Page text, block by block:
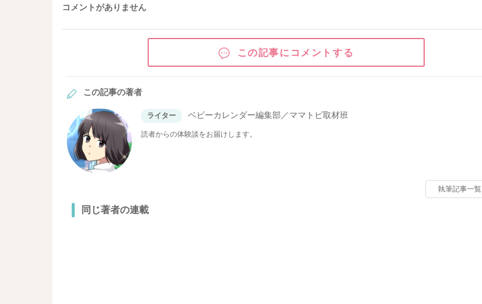
コメントがありません
この記事にコメントする
この記事の著者
ライター ベビーカレンダー編集部／ママトピ取材班
読者からの体験談をお届けします。
執筆記事一覧
同じ著者の連載